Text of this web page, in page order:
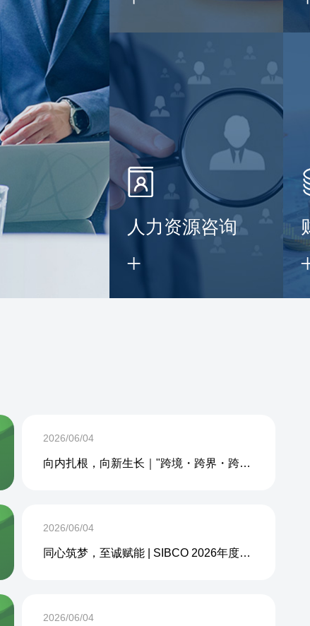
人力资源咨询
2026/06/04
向内扎根，向新生长｜"跨境・跨界・跨周期企业内生力沙龙"成功举办
2026/06/04
同心筑梦，至诚赋能 | SIBCO 2026年度团建活动圆满收官
2026/06/04